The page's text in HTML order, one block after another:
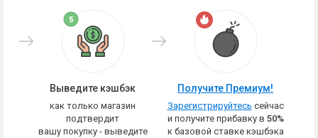
Выведите кэшбэк
как только магазин
подтвердит
вашу покупку - выведите
Получите Премиум!
Зарегистрируйтесь сейчас
и получите прибавку в 50%
к базовой ставке кэшбэка